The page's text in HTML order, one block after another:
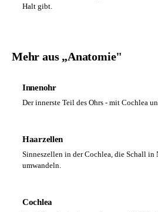
Halt gibt.
Mehr aus „Anatomie"
Innenohr
Der innerste Teil des Ohrs - mit Cochlea
Haarzellen
Sinneszellen in der Cochlea, die Schall in
umwandeln.
Cochlea